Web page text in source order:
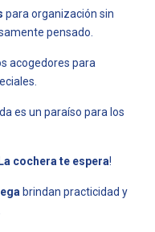
para organización sin
pensado.
acogedores para
es un paraíso para los
cochera te espera!
brindan practicidad y